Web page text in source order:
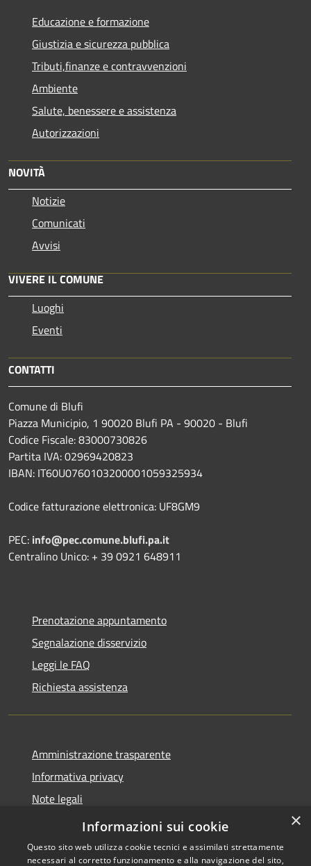
Educazione e formazione
Giustizia e sicurezza pubblica
Tributi,finanze e contravvenzioni
Ambiente
Salute, benessere e assistenza
Autorizzazioni
NOVITÀ
Notizie
Comunicati
Avvisi
VIVERE IL COMUNE
Luoghi
Eventi
CONTATTI
Comune di Blufi
Piazza Municipio, 1 90020 Blufi PA - 90020 - Blufi
Codice Fiscale: 83000730826
Partita IVA: 02969420823
IBAN: IT60U0760103200001059325934
Codice fatturazione elettronica: UF8GM9
PEC: info@pec.comune.blufi.pa.it
Centralino Unico: + 39 0921 648911
Prenotazione appuntamento
Segnalazione disservizio
Leggi le FAQ
Richiesta assistenza
Amministrazione trasparente
Informativa privacy
Note legali
Dichiarazione di accessibilità
×
Informazioni sui cookie
Questo sito web utilizza cookie tecnici e assimilati strettamente
necessari al corretto funzionamento e alla navigazione del sito,